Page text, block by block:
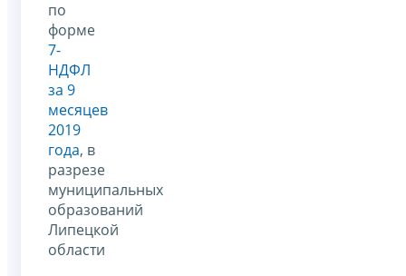
по
форме
7-
НДФЛ
за 9
месяцев
2019
года, в
разрезе
муниципальных
образований
Липецкой
области